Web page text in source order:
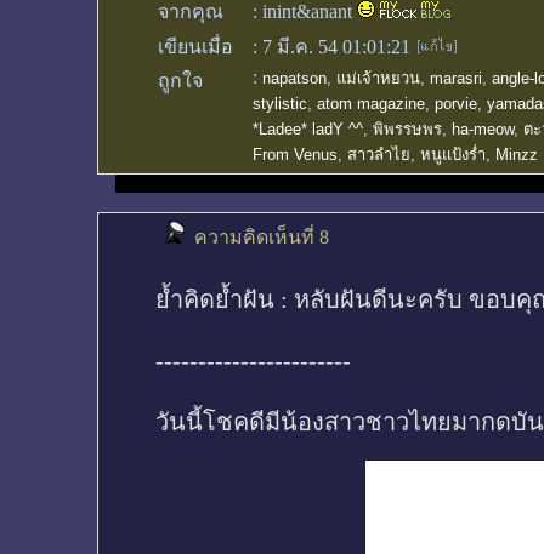
จากคุณ : inint&anant
เขียนเมื่อ
: 7 มี.ค. 54 01:01:21
ถูกใจ
: napatson, แม่เจ้าหยวน, marasri, angle-
stylistic, atom magazine, porvie,
*Ladee* ladY ^^, พิพรรษพร, ha-meow, ต
From Venus, สาวลำไย, หนูแป้งร่ำ, Minzz
ความคิดเห็นที่ 8
ย้ำคิดย้ำฝัน : หลับฝันดีนะครับ ขอบ
-----------------------
วันนี้โชคดีมีน้องสาวชาวไทยมากด